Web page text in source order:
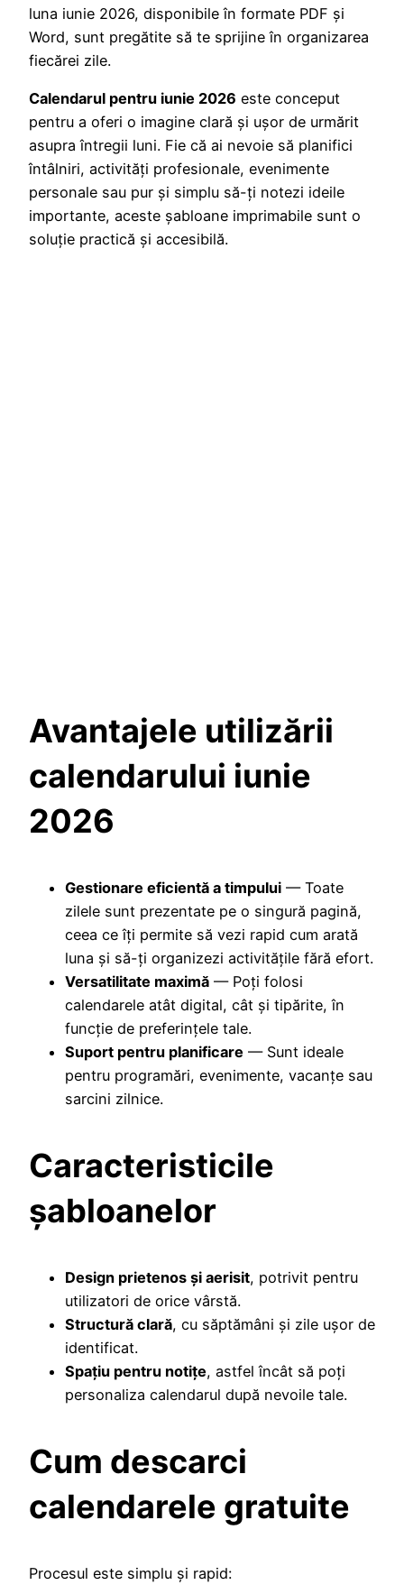
luna iunie 2026, disponibile în formate PDF și
Word, sunt pregătite să te sprijine în organizarea
fiecărei zile.
Calendarul pentru iunie 2026 este conceput
pentru a oferi o imagine clară și ușor de urmărit
asupra întregii luni. Fie că ai nevoie să planifici
întâlniri, activități profesionale, evenimente
personale sau pur și simplu să-ți notezi ideile
importante, aceste șabloane imprimabile sunt o
soluție practică și accesibilă.
Avantajele utilizării
calendarului iunie
2026
Gestionare eficientă a timpului — Toate
zilele sunt prezentate pe o singură pagină,
ceea ce îți permite să vezi rapid cum arată
luna și să-ți organizezi activitățile fără efort.
Versatilitate maximă — Poți folosi
calendarele atât digital, cât și tipărite, în
funcție de preferințele tale.
Suport pentru planificare — Sunt ideale
pentru programări, evenimente, vacanțe sau
sarcini zilnice.
Caracteristicile
șabloanelor
Design prietenos și aerisit, potrivit pentru
utilizatori de orice vârstă.
Structură clară, cu săptămâni și zile ușor de
identificat.
Spațiu pentru notițe, astfel încât să poți
personaliza calendarul după nevoile tale.
Cum descarci
calendarele gratuite
Procesul este simplu și rapid: